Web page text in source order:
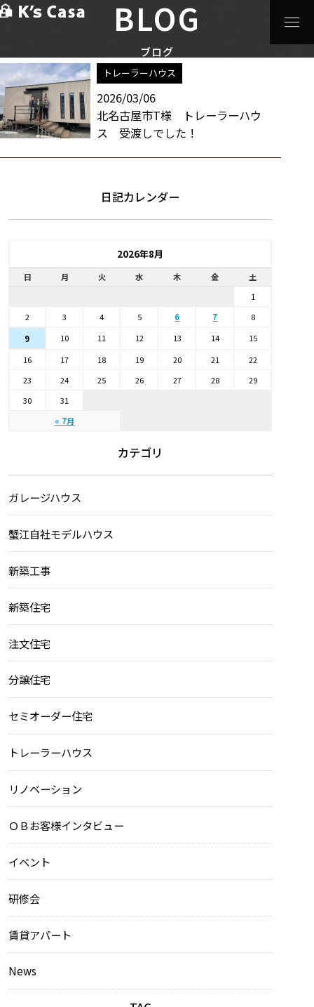
BLOG
ブログ
北名古屋市
トレーラーハウス
2026/03/06
北名古屋市T様 トレーラーハウ
ス 受渡しでした！
日記カレンダー
2026年8月
日 月 火 水 木 金 土
« 7月
1
2
3 4 5 6 7
8
9
10 11 12 13 14
15
16
17 18 19 20 21
22
23
24 25 26 27 28
29
30
31
カテゴリ
ガレージハウス
蟹江自社モデルハウス
新築工事
新築住宅
注文住宅
分譲住宅
セミオーダー住宅
トレーラーハウス
リノベーション
ＯＢお客様インタビュー
イベント
研修会
賃貸アパート
News